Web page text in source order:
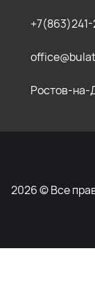
Ростов-на-
2026 © Все